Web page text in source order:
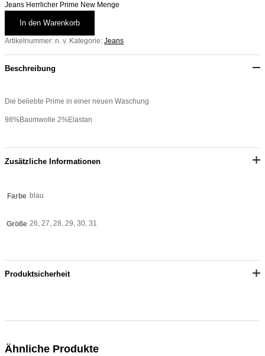
Jeans Herrlicher Prime New Menge
In den Warenkorb
Artikelnummer: n. v. Kategorie: Jeans
Beschreibung
Die beliebte Prime in einer neuen Waschung
98%Baumwolle 2%Elastan
Zusätzliche Informationen
Farbe blau
Größe 26, 27, 28, 29, 30, 31
Produktsicherheit
Ähnliche Produkte